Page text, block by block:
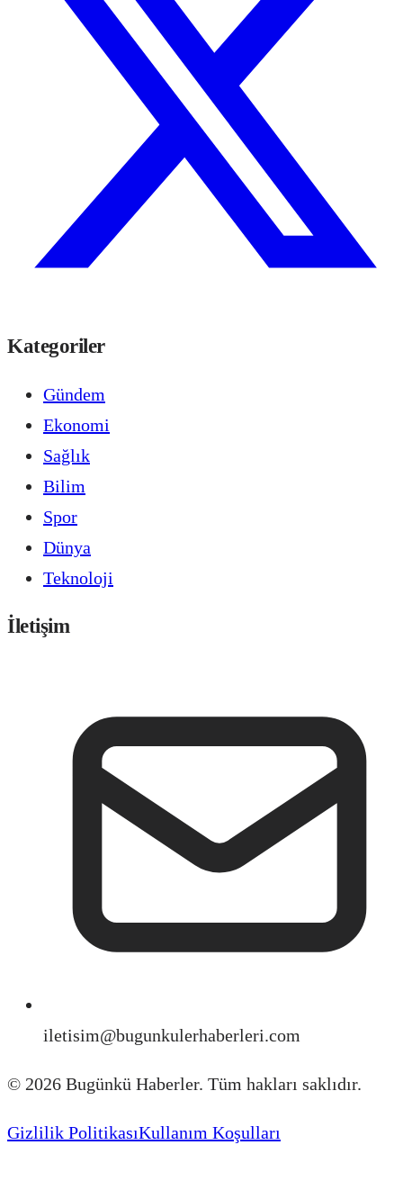
Kategoriler
Gündem
Ekonomi
Sağlık
Bilim
Spor
Dünya
Teknoloji
İletişim
iletisim@bugunkulerhaberleri.com
© 2026 Bugünkü Haberler. Tüm hakları saklıdır.
Gizlilik PolitikasıKullanım Koşulları